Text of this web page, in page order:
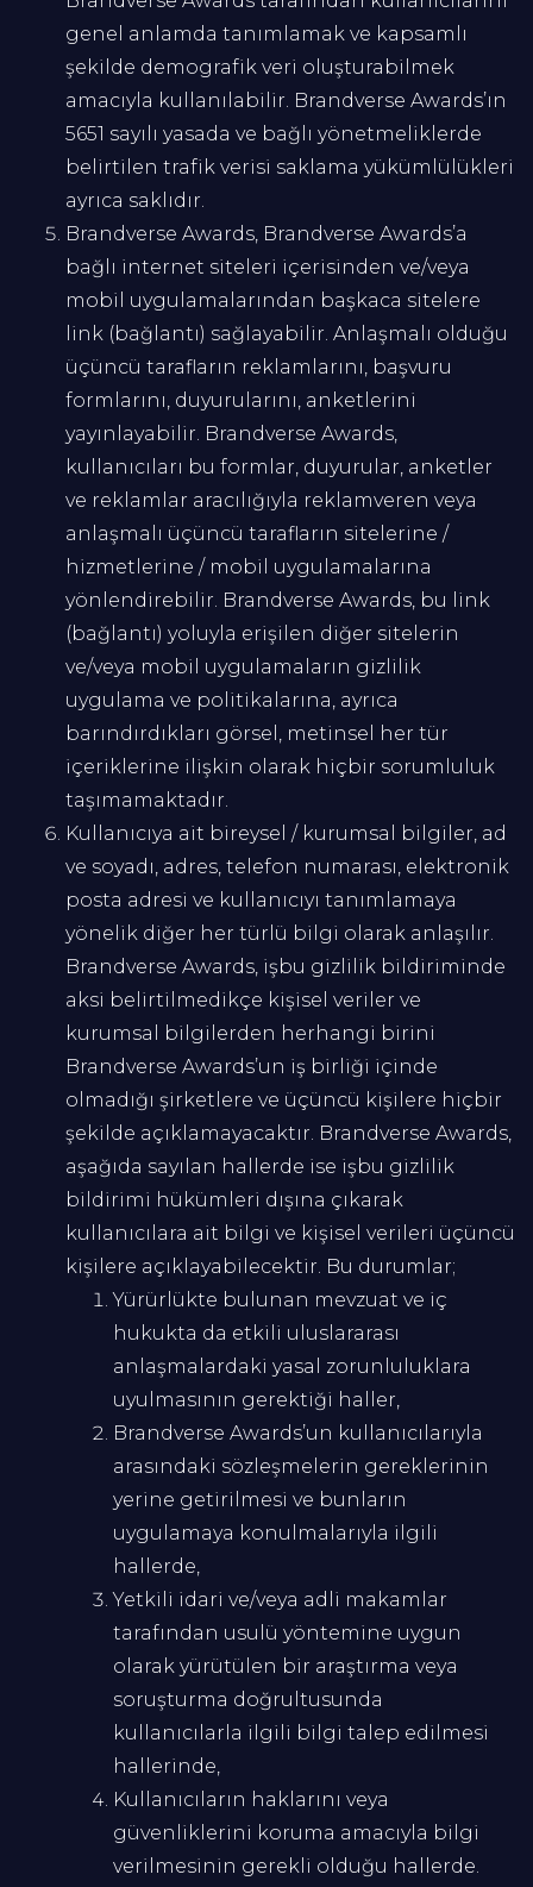
genel anlamda tanımlamak ve kapsamlı
şekilde demografik veri oluşturabilmek
amacıyla kullanılabilir. Brandverse Awards’ın
5651 sayılı yasada ve bağlı yönetmeliklerde
belirtilen trafik verisi saklama yükümlülükleri
ayrıca saklıdır.
Brandverse Awards, Brandverse Awards’a
bağlı internet siteleri içerisinden ve/veya
mobil uygulamalarından başkaca sitelere
link (bağlantı) sağlayabilir. Anlaşmalı olduğu
üçüncü tarafların reklamlarını, başvuru
formlarını, duyurularını, anketlerini
yayınlayabilir. Brandverse Awards,
kullanıcıları bu formlar, duyurular, anketler
ve reklamlar aracılığıyla reklamveren veya
anlaşmalı üçüncü tarafların sitelerine /
hizmetlerine / mobil uygulamalarına
yönlendirebilir. Brandverse Awards, bu link
(bağlantı) yoluyla erişilen diğer sitelerin
ve/veya mobil uygulamaların gizlilik
uygulama ve politikalarına, ayrıca
barındırdıkları görsel, metinsel her tür
içeriklerine ilişkin olarak hiçbir sorumluluk
taşımamaktadır.
Kullanıcıya ait bireysel / kurumsal bilgiler, ad
ve soyadı, adres, telefon numarası, elektronik
posta adresi ve kullanıcıyı tanımlamaya
yönelik diğer her türlü bilgi olarak anlaşılır.
Brandverse Awards, işbu gizlilik bildiriminde
aksi belirtilmedikçe kişisel veriler ve
kurumsal bilgilerden herhangi birini
Brandverse Awards’un iş birliği içinde
olmadığı şirketlere ve üçüncü kişilere hiçbir
şekilde açıklamayacaktır. Brandverse Awards,
aşağıda sayılan hallerde ise işbu gizlilik
bildirimi hükümleri dışına çıkarak
kullanıcılara ait bilgi ve kişisel verileri üçüncü
kişilere açıklayabilecektir. Bu durumlar;
Yürürlükte bulunan mevzuat ve iç
hukukta da etkili uluslararası
anlaşmalardaki yasal zorunluluklara
uyulmasının gerektiği haller,
Brandverse Awards’un kullanıcılarıyla
arasındaki sözleşmelerin gereklerinin
yerine getirilmesi ve bunların
uygulamaya konulmalarıyla ilgili
hallerde,
Yetkili idari ve/veya adli makamlar
tarafından usulü yöntemine uygun
olarak yürütülen bir araştırma veya
soruşturma doğrultusunda
kullanıcılarla ilgili bilgi talep edilmesi
hallerinde,
Kullanıcıların haklarını veya
güvenliklerini koruma amacıyla bilgi
verilmesinin gerekli olduğu hallerde.